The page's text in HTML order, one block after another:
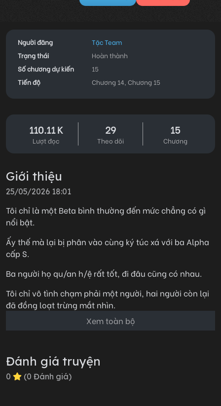
Người đăng
Tặc Team
Trạng thái
Hoàn thành
Số chương dự kiến
15
Tiến độ
Chương 14, Chương 15
110.11 K
Lượt đọc
29
Theo dõi
15
Chương
Giới thiệu
25/05/2026 18:01
Tôi chỉ là một Beta bình thường đến mức chẳng có gì
nổi bật.
Ấy thế mà lại bị phân vào cùng ký túc xá với ba Alpha
cấp S.
Ba người họ qu/an h/ệ rất tốt, đi đâu cũng có nhau.
Tôi chỉ vô tình chạm phải một người, hai người còn lại
đã đồng loạt trừng mắt nhìn.
đ/áng s/ợ muốn ch*t.
xá.
Cho đến khi người tôi thầm thích nhờ tôi chuyển thư
Xem toàn bộ
Đánh giá truyện
0 (0 Đánh giá)